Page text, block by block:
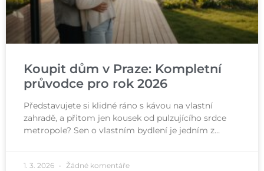
Koupit dům v Praze: Kompletní
průvodce pro rok 2026
Představujete si klidné ráno s kávou na vlastní
zahradě, a přitom jen kousek od pulzujícího srdce
metropole? Sen o vlastním bydlení je jedním z…
1. 3. 2026 Žádné komentáře